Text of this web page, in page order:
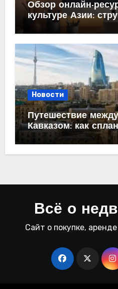
Обзор онлайн-
культуре Азии:
содержание
Новости
Путешествие
Кавказом: как
из Махачкалы в
Всё о
Сайт о покупке,